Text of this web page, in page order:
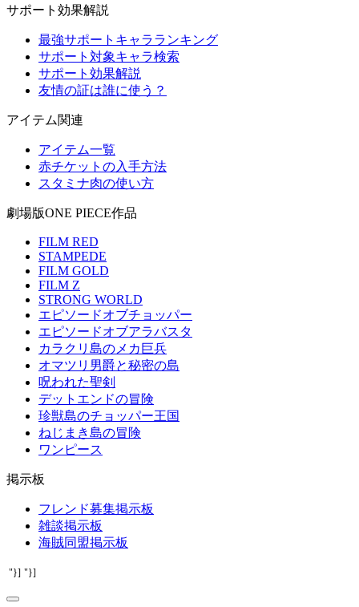
サポート効果解説
最強サポートキャラランキング
サポート対象キャラ検索
サポート効果解説
友情の証は誰に使う？
アイテム関連
アイテム一覧
赤チケットの入手方法
スタミナ肉の使い方
劇場版ONE PIECE作品
FILM RED
STAMPEDE
FILM GOLD
FILM Z
STRONG WORLD
エピソードオブチョッパー
エピソードオブアラバスタ
カラクリ島のメカ巨兵
オマツリ男爵と秘密の島
呪われた聖剣
デットエンドの冒険
珍獣島のチョッパー王国
ねじまき島の冒険
ワンピース
掲示板
フレンド募集掲示板
雑談掲示板
海賊同盟掲示板
"}] "}]